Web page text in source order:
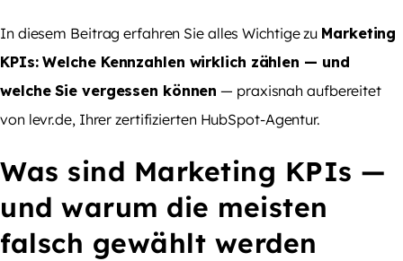
In diesem Beitrag erfahren Sie alles Wichtige zu Marketing
KPIs: Welche Kennzahlen wirklich zählen — und
welche Sie vergessen können — praxisnah aufbereitet
von levr.de, Ihrer zertifizierten HubSpot-Agentur.
Was sind Marketing KPIs —
und warum die meisten
falsch gewählt werden